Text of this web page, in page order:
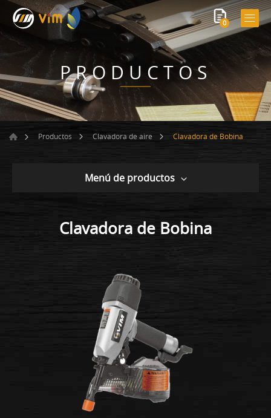
0
PRODUCTOS
Productos Clavadora de aire Clavadora de Bobina
Menú de productos
Clavadora de Bobina